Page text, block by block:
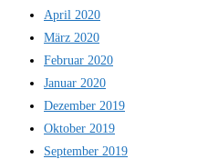
April 2020
März 2020
Februar 2020
Januar 2020
Dezember 2019
Oktober 2019
September 2019